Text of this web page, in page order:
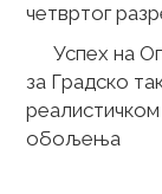
четвртог
Успех на
за Градско
обољења